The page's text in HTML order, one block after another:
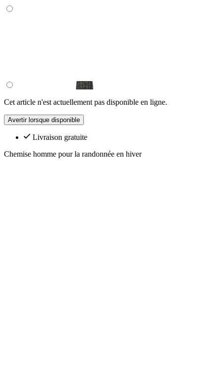
Cet article n'est actuellement pas disponible en ligne.
Avertir lorsque disponible
Livraison gratuite
Chemise homme pour la randonnée en hiver